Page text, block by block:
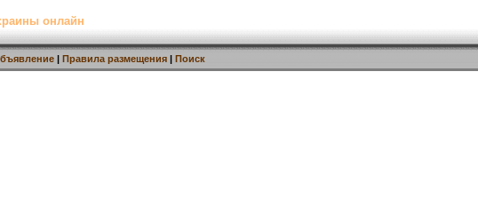
онлайн
| Правила размещения | Поиск